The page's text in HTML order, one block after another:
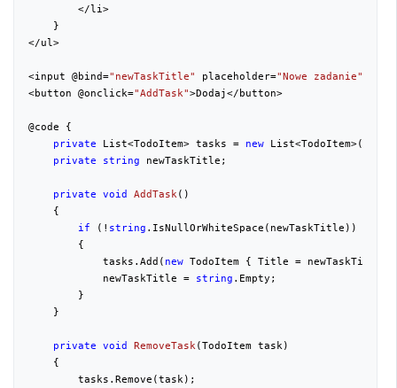
        </li>
    }
</ul>
<input @bind="newTaskTitle" placeholder="Nowe zadanie"
<button @onclick="AddTask">Dodaj</button>
@code {
private List<TodoItem> tasks = new List<TodoItem>();
private
string newTaskTitle;
private void AddTask( )
{
if (! string .IsNullOrWhiteSpace(newTaskTitle))
        {
            tasks.Add(
new TodoItem { Title = newTaskTitle
            newTaskTitle =
string .Empty;
        }
    }
private void RemoveTask(TodoItem task)
{
        tasks.Remove(task);